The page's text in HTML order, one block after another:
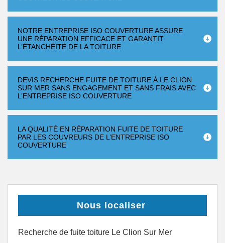
NOTRE ENTREPRISE ISO COUVERTURE ASSURE
UNE RÉPARATION EFFICACE ET GARANTIT
L’ÉTANCHÉITÉ DE LA TOITURE
DEVIS RECHERCHE FUITE DE TOITURE À LE CLION
SUR MER SANS ENGAGEMENT ET SANS FRAIS AVEC
L’ENTREPRISE ISO COUVERTURE
LA QUALITÉ EN RÉPARATION FUITE DE TOITURE
PAR LES COUVREURS DE L’ENTREPRISE ISO
COUVERTURE
Nous localiser
Recherche de fuite toiture Le Clion Sur Mer